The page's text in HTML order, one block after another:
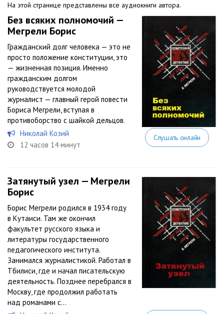
На этой странице представлены все аудиокниги автора.
Без всяких полномочий —
Мегрели Борис
Гражданский долг человека — это не
просто положение конституции, это
— жизненная позиция. Именно
гражданским долгом
руководствуется молодой
журналист — главный герой повести
Бориса Мегрели, вступая в
противоборство с шайкой дельцов.
Николай Козий
12 часов 14 минут
Слушать онлайн
Затянутый узел — Мегрели
Борис
Борис Мегрели родился в 1934 году
в Кутаиси. Там же окончил
факультет русского языка и
литературы государственного
педагогического института.
Занимался журналистикой. Работал в
Тбилиси, где и начал писательскую
деятельность. Позднее перебрался в
Москву, где продолжил работать
над романами с...